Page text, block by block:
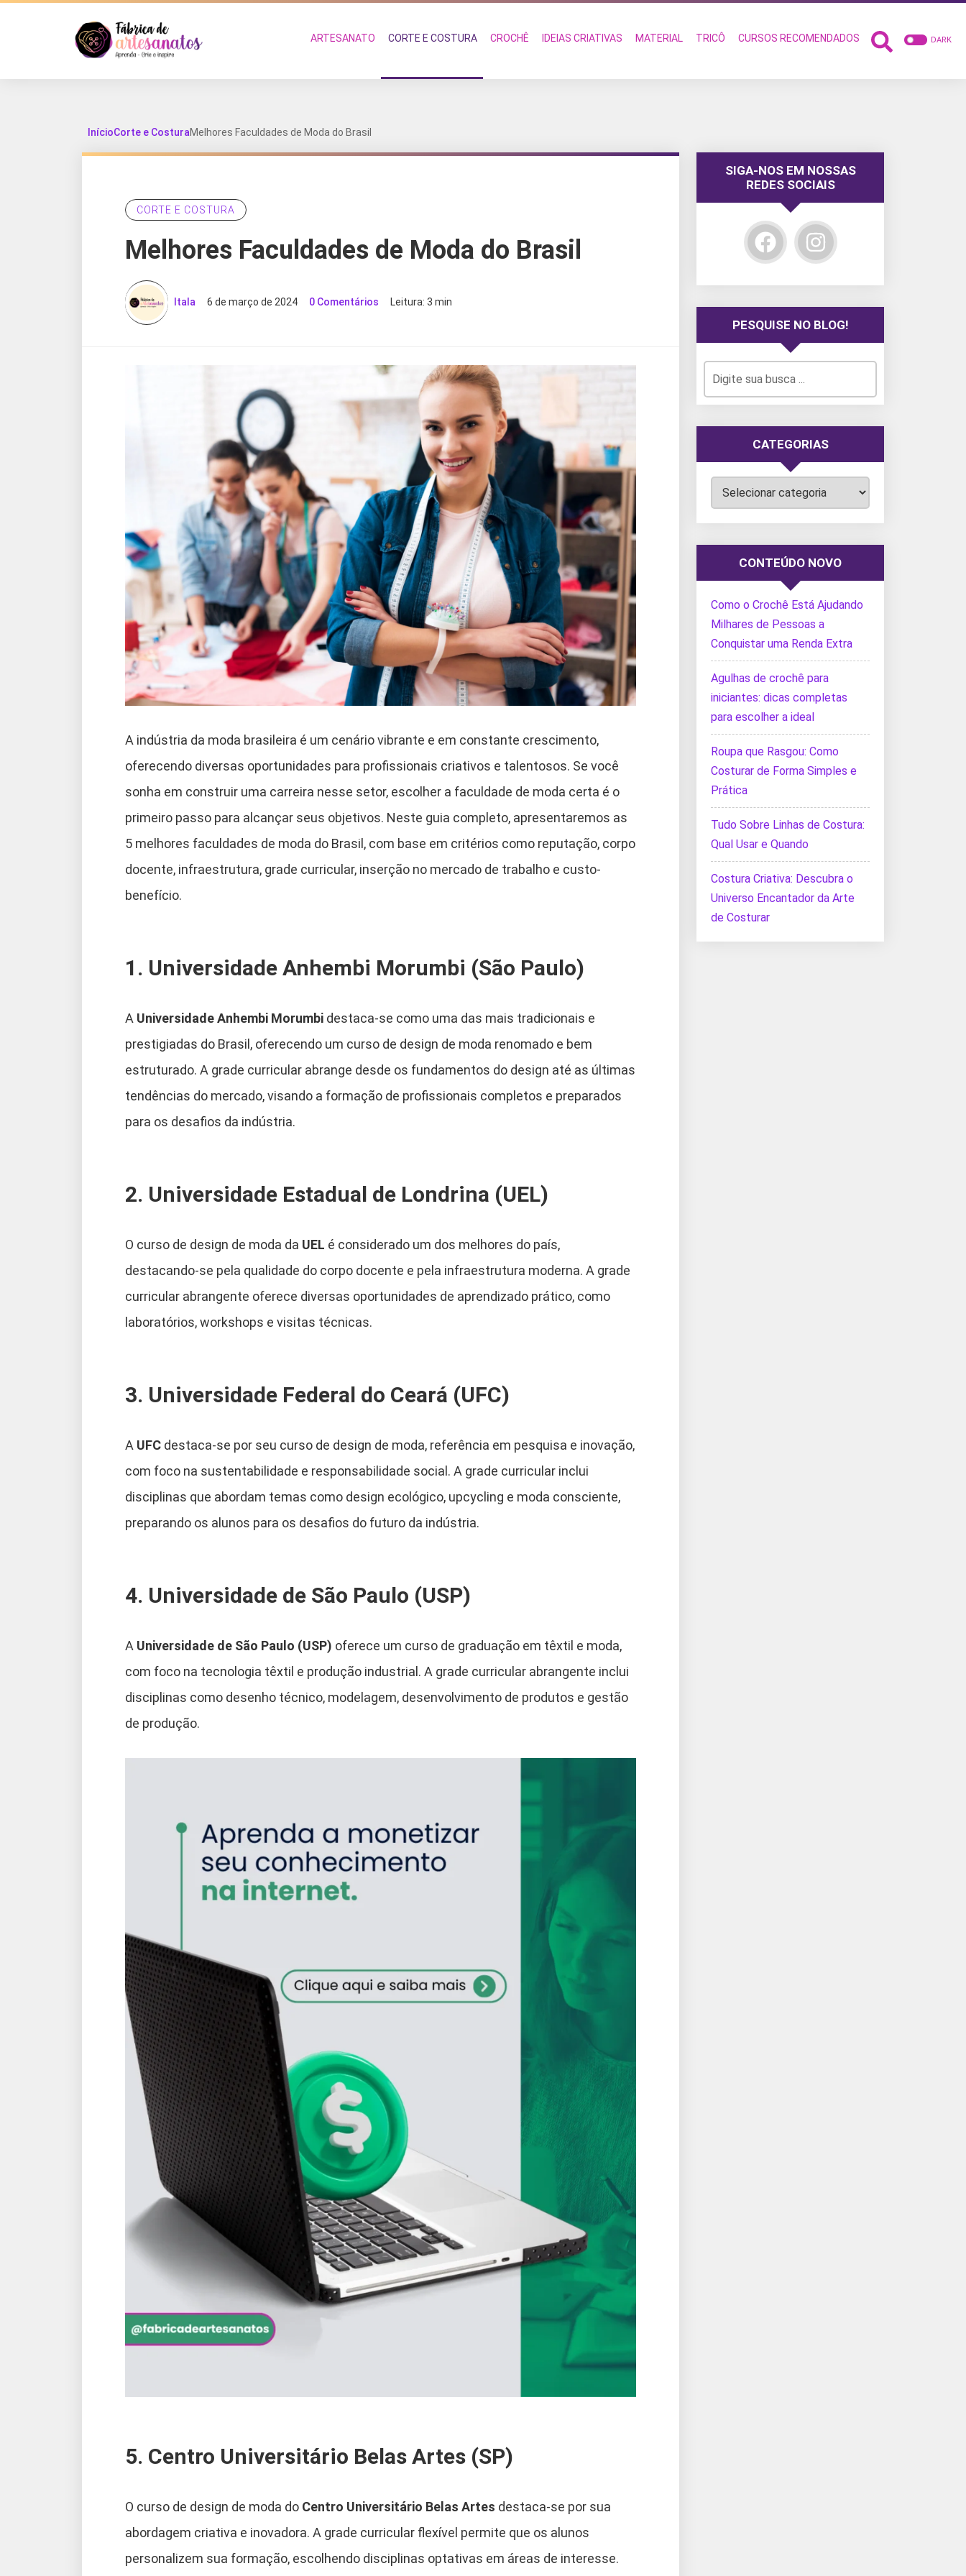
ARTESANATO CORTE E COSTURA CROCHÊ IDEIAS CRIATIVAS MATERIAL TRICÔ CURSOS RECOMENDADOS DARK
InícioCorte e CosturaMelhores Faculdades de Moda do Brasil
CORTE E COSTURA
Melhores Faculdades de Moda do Brasil
Itala 6 de março de 2024 0 Comentários Leitura: 3 min
A indústria da moda brasileira é um cenário vibrante e em constante crescimento,
oferecendo diversas oportunidades para profissionais criativos e talentosos. Se você
sonha em construir uma carreira nesse setor, escolher a faculdade de moda certa é o
primeiro passo para alcançar seus objetivos. Neste guia completo, apresentaremos as
5 melhores faculdades de moda do Brasil, com base em critérios como reputação, corpo
docente, infraestrutura, grade curricular, inserção no mercado de trabalho e custo-
benefício.
1. Universidade Anhembi Morumbi (São Paulo)
A Universidade Anhembi Morumbi destaca-se como uma das mais tradicionais e
prestigiadas do Brasil, oferecendo um curso de design de moda renomado e bem
estruturado. A grade curricular abrange desde os fundamentos do design até as últimas
tendências do mercado, visando a formação de profissionais completos e preparados
para os desafios da indústria.
2. Universidade Estadual de Londrina (UEL)
O curso de design de moda da UEL é considerado um dos melhores do país,
destacando-se pela qualidade do corpo docente e pela infraestrutura moderna. A grade
curricular abrangente oferece diversas oportunidades de aprendizado prático, como
laboratórios, workshops e visitas técnicas.
3. Universidade Federal do Ceará (UFC)
A UFC destaca-se por seu curso de design de moda, referência em pesquisa e inovação,
com foco na sustentabilidade e responsabilidade social. A grade curricular inclui
disciplinas que abordam temas como design ecológico, upcycling e moda consciente,
preparando os alunos para os desafios do futuro da indústria.
4. Universidade de São Paulo (USP)
A Universidade de São Paulo (USP) oferece um curso de graduação em têxtil e moda,
com foco na tecnologia têxtil e produção industrial. A grade curricular abrangente inclui
disciplinas como desenho técnico, modelagem, desenvolvimento de produtos e gestão
de produção.
5. Centro Universitário Belas Artes (SP)
O curso de design de moda do Centro Universitário Belas Artes destaca-se por sua
abordagem criativa e inovadora. A grade curricular flexível permite que os alunos
personalizem sua formação, escolhendo disciplinas optativas em áreas de interesse.
SIGA-NOS EM NOSSAS
REDES SOCIAIS
PESQUISE NO BLOG!
CATEGORIAS
Categorias
CONTEÚDO NOVO
Como o Crochê Está Ajudando
Milhares de Pessoas a
Conquistar uma Renda Extra
Agulhas de crochê para
iniciantes: dicas completas
para escolher a ideal
Roupa que Rasgou: Como
Costurar de Forma Simples e
Prática
Tudo Sobre Linhas de Costura:
Qual Usar e Quando
Costura Criativa: Descubra o
Universo Encantador da Arte
de Costurar